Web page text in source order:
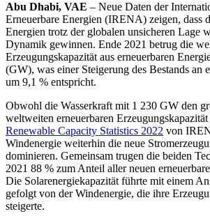
Abu Dhabi, VAE – Neue Daten der
Erneuerbare Energien (IRENA) zeigen, dass
Energien trotz der globalen unsicheren Lage
Dynamik gewinnen. Ende 2021 betrug die
Erzeugungskapazität aus erneuerbaren
(GW), was einer Steigerung des Bestands an
um 9,1 % entspricht.
Obwohl die Wasserkraft mit 1 230 GW den
weltweiten erneuerbaren
Renewable Capacity Statistics 2022 von
Windenergie weiterhin die neue
dominieren. Gemeinsam trugen die beiden
2021 88 % zum Anteil aller neuen
Die Solarenergiekapazität führte mit einem
gefolgt von der Windenergie, die ihre
steigerte.